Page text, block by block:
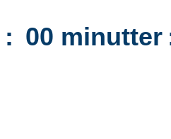
: 00 minutter